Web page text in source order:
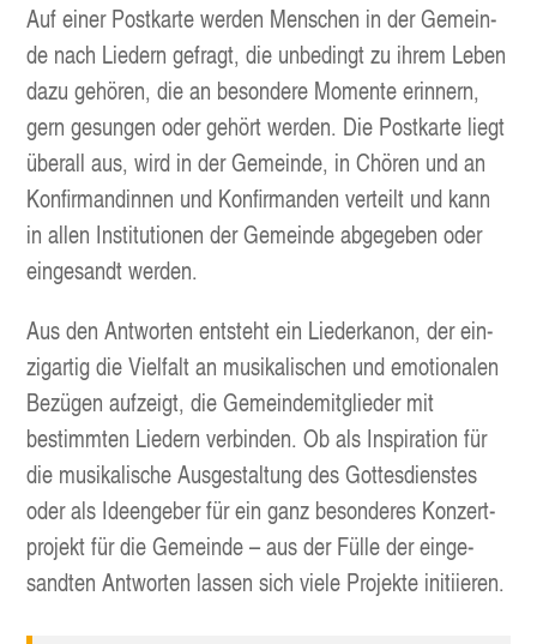
Auf einer Post­kar­te wer­den Men­schen in der Gemein­
de nach Lie­dern gefragt, die unbe­dingt zu ihrem Leben
dazu gehö­ren, die an beson­de­re Momen­te erin­nern,
gern gesun­gen oder gehört wer­den. Die Post­kar­te liegt
über­all aus, wird in der Gemein­de, in Chö­ren und an
Kon­fir­man­din­nen und Kon­fir­man­den ver­teilt und kann
in allen Insti­tu­tio­nen der Gemein­de abge­ge­ben oder
ein­ge­sandt werden.
Aus den Ant­wor­ten ent­steht ein Lie­der­ka­non, der ein­
zig­ar­tig die Viel­falt an musi­ka­li­schen und emo­tio­na­len
Bezü­gen auf­zeigt, die Gemein­de­mit­glie­der mit
bestimm­ten Lie­dern ver­bin­den. Ob als Inspi­ra­ti­on für
die musi­ka­li­sche Aus­ge­stal­tung des Got­tes­diens­tes
oder als Ideen­ge­ber für ein ganz beson­de­res Kon­zert­
pro­jekt für die Gemein­de – aus der Fül­le der ein­ge­
sand­ten Ant­wor­ten las­sen sich vie­le Pro­jek­te initiieren.